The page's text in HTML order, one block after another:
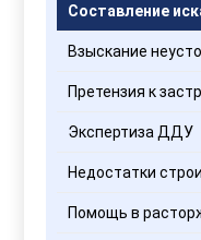
Составление
Взыскание
Претензия к
Экспертиза ДДУ
Недостатки
Помощь в